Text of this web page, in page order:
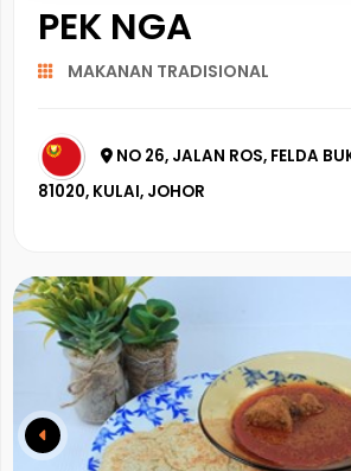
PEK NGA
MAKANAN TRADISIONAL
NO 26, JALAN ROS, FELDA
81020, KULAI, JOHOR